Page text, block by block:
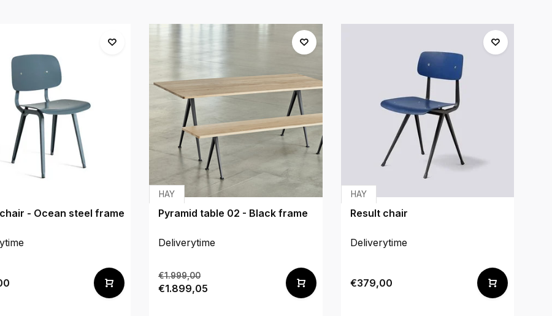
- Ocean steel frame
HAY
Pyramid table 02 - Black frame
Deliverytime
€1.999,00
€1.899,05
HAY
Result chair
Deliverytime
€379,00